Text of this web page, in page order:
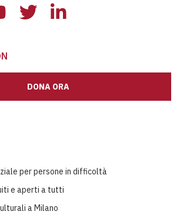
DONA ORA
per persone in difficoltà
e aperti a tutti
a Milano